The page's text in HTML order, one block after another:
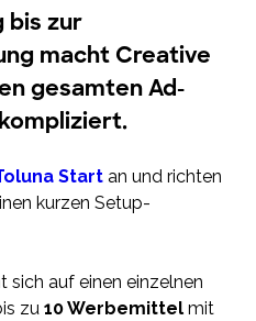
bis zur
macht Creative
gesamten Ad-
Start an und richten
kurzen Setup-
sich auf einen einzelnen
zu 10 Werbemittel mit